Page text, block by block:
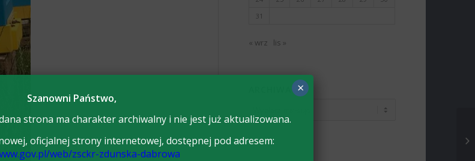
31
« wrz lis »
Szanowni Państwo,
strona ma charakter archiwalny i nie jest już aktualizowana.
oficjalnej strony internetowej, dostępnej pod adresem:
web/zsckr-zdunska-dabrowa
×